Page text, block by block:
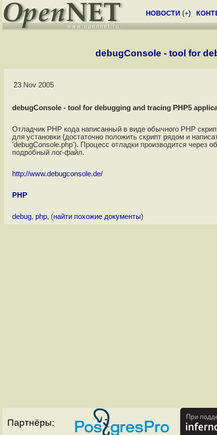
НОВОСТИ (+)
debugConsole - tool for
23 Nov 2005
debugConsole - tool for debugging and tracing PHP5
Отладчик PHP кода написанный в виде обычного PHP
для установки (достаточно положить скрипт рядом и
'debugConsole.php'). Процесс отладки производится через
подробный лог-файл.
http://www.debugconsole.de/
PHP
debug, php, (найти похожие документы)
Партнёры: